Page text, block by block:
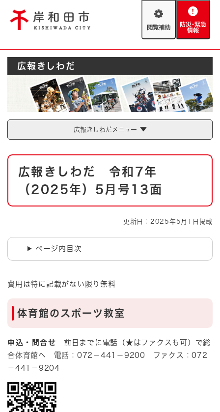
閲
助
防
緊
情
報
Foreign language
やさしい日本語
とじる
防災・緊急情報
ハザードマップ AED設置箇所
とじる
広報きしわだ
広報きしわだメニュー
本
広報きしわだ 令和7年
（2025年）5月号13面
更新日：2025年5月1日掲載
ページ内目次
​費用は特に記載がない限り無料
​体育館のスポーツ教室
申込・問合せ 前日までに電話（★はファクスも可）で総
合体育館へ 電話：072－441－9200 ファクス：072
－441－9204